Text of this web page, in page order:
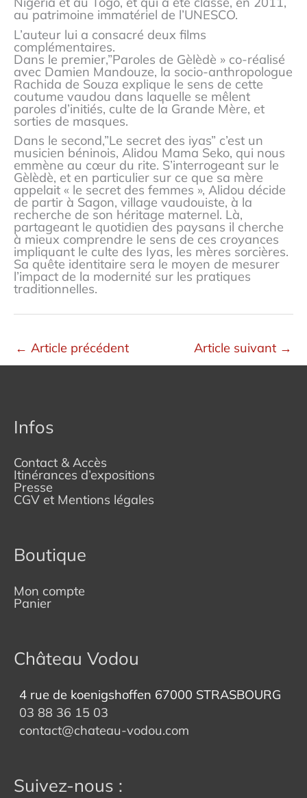
au patrimoine immatériel de l’UNESCO.
L’auteur lui a consacré deux films
complémentaires.
Dans le premier,”Paroles de Gèlèdè » co-réalisé
avec Damien Mandouze, la socio-anthropologue
Rachida de Souza explique le sens de cette
coutume vaudou dans laquelle se mêlent
paroles d’initiés, culte de la Grande Mère, et
sorties de masques.
Dans le second,”Le secret des iyas” c’est un
musicien béninois, Alidou Mama Seko, qui nous
emmène au cœur du rite. S’interrogeant sur le
Gèlèdè, et en particulier sur ce que sa mère
appelait « le secret des femmes », Alidou décide
de partir à Sagon, village vaudouiste, à la
recherche de son héritage maternel. Là,
partageant le quotidien des paysans il cherche
à mieux comprendre le sens de ces croyances
impliquant le culte des Iyas, les mères sorcières.
Sa quête identitaire sera le moyen de mesurer
l’impact de la modernité sur les pratiques
traditionnelles.
← Article précédent Article suivant →
Infos
Contact & Accès
Itinérances d’expositions
Presse
CGV et Mentions légales
Boutique
Mon compte
Panier
Château Vodou
4 rue de koenigshoffen 67000 STRASBOURG
03 88 36 15 03
contact@chateau-vodou.com
Suivez-nous :